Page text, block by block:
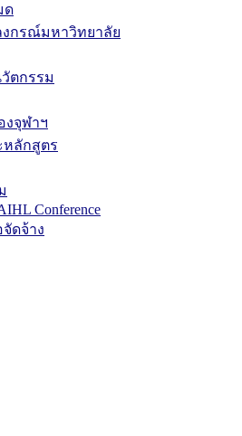
ด
กรณ์มหาวิทยาลัย
ตกรรม
งจุฬาฯ
หลักสูตร
Conference
ดจ้าง